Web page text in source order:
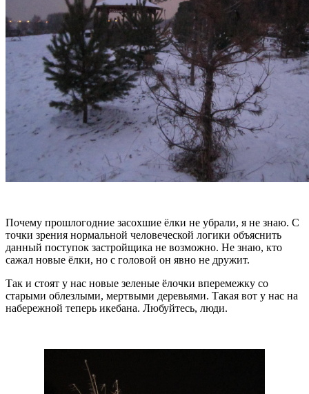
Почему прошлогодние засохшие ёлки не убрали, я не знаю. С
точки зрения нормальной человеческой логики объяснить
данный поступок застройщика не возможно. Не знаю, кто
сажал новые ёлки, но с головой он явно не дружит.
Так и стоят у нас новые зеленые ёлочки вперемежку со
старыми облезлыми, мертвыми деревьями. Такая вот у нас на
набережной теперь икебана. Любуйтесь, люди.